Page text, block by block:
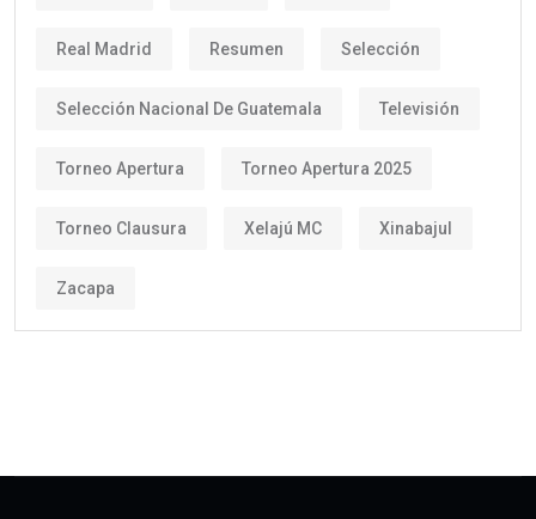
Real Madrid Resumen Selección
Selección Nacional De Guatemala Televisión
Torneo Apertura Torneo Apertura 2025
Torneo Clausura Xelajú MC Xinabajul
Zacapa